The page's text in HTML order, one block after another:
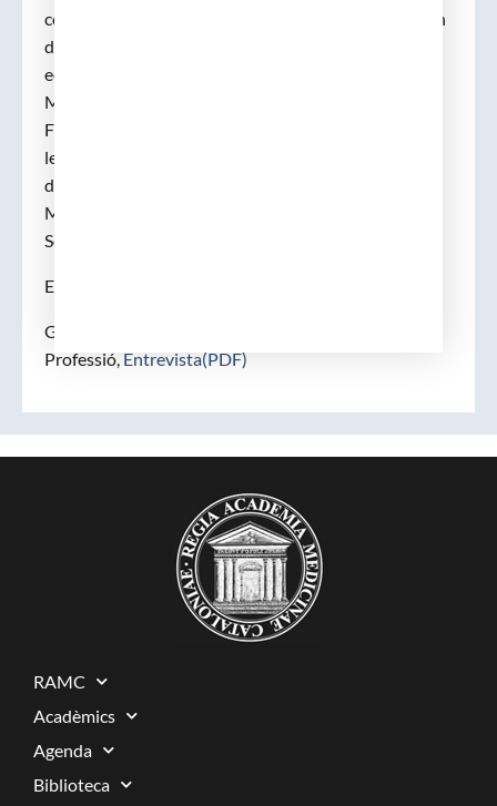
concessió de la medalla Narcís Monturiol, del Govern
de la Generalitat de Catalunya. Director de JAMA,
edició espanyola. 1992-2000. Director de la revista
Medicina Clínica, 2000. “Homenot” del any 2002.
Fundació Aredis Donabedian. Membre numerari de
les següents societats mèdiques. Sociedad Española
de Medicina Interna. International Society Internal
Medicine. Societat Catalana de Medicina Interna.
Sociedad Española de Arterioesclerosis.
Enllaços:
Galeria dels Metges Catalans, Memòria de la
Professió, Entrevista(PDF)
RAMC
Acadèmics
Agenda
Biblioteca